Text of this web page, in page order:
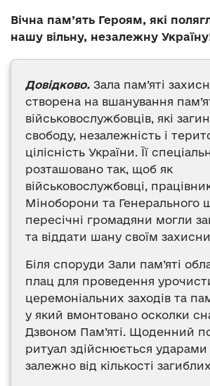
Вічна пам’ять Героям, які
нашу вільну, незалежну
Довідково. Зала пам’яті
створена на вшанування
військовослужбовців, які
свободу, незалежність і
цілісність України. Її
розташовано так, щоб як
військовослужбовці,
Міноборони та Генерального
пересічні громадяни могли
та віддати шану своїм
Біля споруди Зали пам’яті
плац для проведення
церемоніальних заходів та
у який вмонтовано осколки
Дзвоном Пам’яті. Щоденний
ритуал здійснюється ударами
залежно від кількості